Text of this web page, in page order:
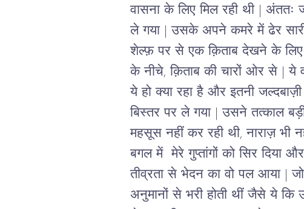
वासना के लिए मिल रही थी |
ले गया | उसके अपने कमरे में ढेर
शेल्फ़ पर से एक क़िताब देखने के लिए
के नीचे, क़िताब की चारों ओर से | ये
ये हो क्या रहा है और इतनी
बिस्तर पर ले गया | उसने तत्काल
महसूस नहीं कर रही थी, नाराज़
बगल में  मेरे गुप्तांगों को सिर
तीव्रता से भेदन का वो पल आया |
अनुमानों से भरी होती थीं जैसे ये कि